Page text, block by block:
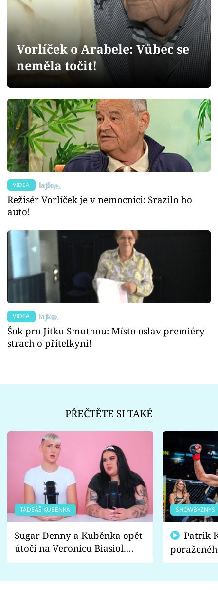
Videa
Sledujte prima+
Sledujte nás
Vorlíček o Arabele: Vůbec se
neměla točit!
VIDEA
Režisér Vorlíček je v nemocnici: Srazilo ho
auto!
VIDEA
Šok pro Jitku Smutnou: Místo oslav premiéry
strach o přítelkyni!
PŘEČTĚTE SI TAKÉ
TADEÁŠ KUBĚNKA
Sugar Denny a Kuběnka opět
útočí na Veronicu Biasiol.
Proč je podle nich falešná a
SHOWBYZNYS
fanoušci